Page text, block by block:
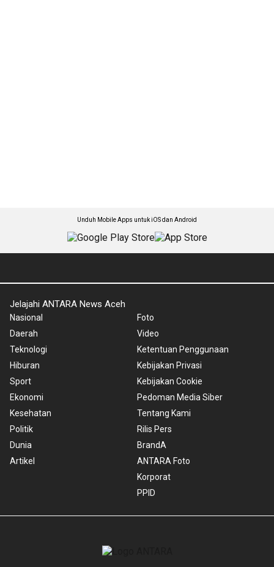
Unduh Mobile Apps untuk iOS dan Android
Jelajahi ANTARA News Aceh
Nasional
Daerah
Teknologi
Hiburan
Sport
Ekonomi
Kesehatan
Politik
Dunia
Artikel
Foto
Video
Ketentuan Penggunaan
Kebijakan Privasi
Kebijakan Cookie
Pedoman Media Siber
Tentang Kami
Rilis Pers
BrandA
ANTARA Foto
Korporat
PPID